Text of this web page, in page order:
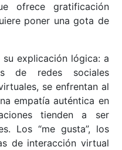
ofrece gratificación
poner una gota de
explicación lógica: a
de redes sociales
se enfrentan al
empatía auténtica en
tienden a ser
Los “me gusta”, los
de interacción virtual